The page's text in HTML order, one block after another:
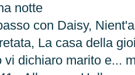
notte
con Daisy,
La casa della
dichiaro marito e...